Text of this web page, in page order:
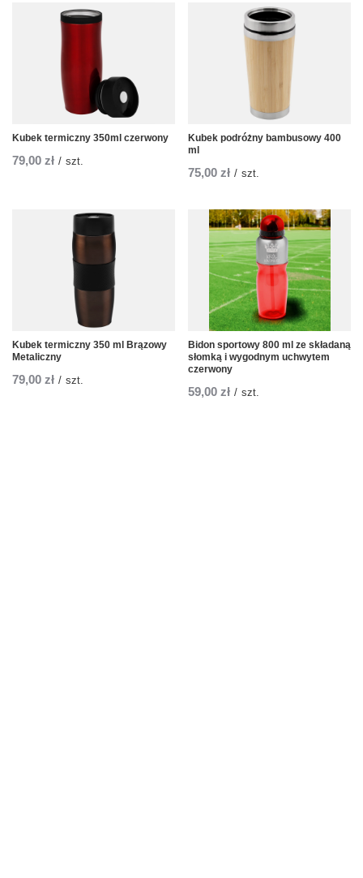
Kubek termiczny 350ml czerwony
79,00 zł / szt.
Kubek podróżny bambusowy 400
ml
75,00 zł / szt.
Kubek termiczny 350 ml Brązowy
Metaliczny
79,00 zł / szt.
Bidon sportowy 800 ml ze składaną
słomką i wygodnym uchwytem
czerwony
59,00 zł / szt.